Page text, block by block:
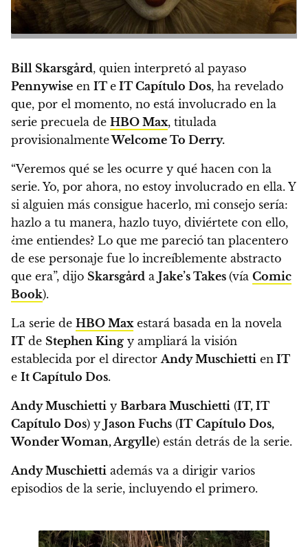
Bill Skarsgård, quien interpretó al payaso
Pennywise en IT e IT Capítulo Dos, ha revelado
que, por el momento, no está involucrado en la
serie precuela de HBO Max, titulada
provisionalmenteWelcome To Derry.
“Veremos qué se les ocurre y qué hacen con la
serie. Yo, por ahora, no estoy involucrado en ella. Y
si alguien más consigue hacerlo, mi consejo sería:
hazlo a tu manera, hazlo tuyo, diviértete con ello,
¿me entiendes? Lo que me pareció tan placentero
de ese personaje fue lo increíblemente abstracto
que era”, dijo Skarsgård a Jake’s Takes (vía Comic
Book).
La serie de HBO Max estará basada en la novela
IT de Stephen King y ampliará la visión
establecida por el director Andy Muschietti en IT
e It Capítulo Dos.
Andy Muschietti y Barbara Muschietti (IT, IT
Capítulo Dos) y Jason Fuchs (IT Capítulo Dos,
Wonder Woman, Argylle) están detrás de la serie.
Andy Muschietti además va a dirigir varios
episodios de la serie, incluyendo el primero.